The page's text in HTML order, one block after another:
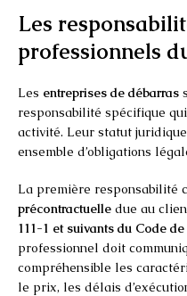
Les
professionnels
Les entreprises de débarras
responsabilité spécifique
activité. Leur statut
ensemble d’obligations
La première responsabilité
précontractuelle due au
111-1 et suivants du Code
professionnel doit
compréhensible les
le prix, les délais